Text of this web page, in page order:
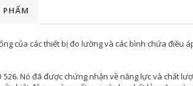
của các thiết bị đo lường và các bình chứa điều
Nó đã được chứng nhận về năng lực và chất